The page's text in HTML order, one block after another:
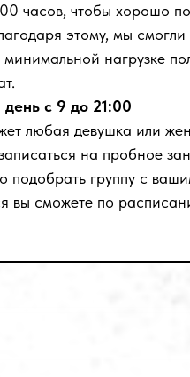
часов, чтобы хорошо
этому, мы
нагрузке
с 9 до 21:00
любая девушка или
на пробное
подобрать группу с
вы сможете по